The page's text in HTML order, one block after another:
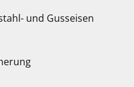
und Gusseisen